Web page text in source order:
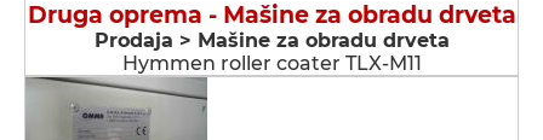
Druga oprema - Мašine za obradu drveta
Prodaja > Мašine za obradu drveta
Hymmen roller coater TLX-M11